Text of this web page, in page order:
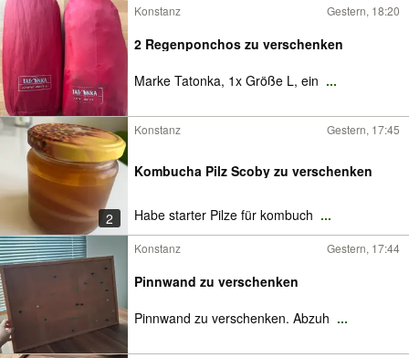
Konstanz Gestern, 18:20
2 Regenponchos zu verschenken
Marke Tatonka, 1x Größe L, ein ...
2
Konstanz Gestern, 17:45
Kombucha Pilz Scoby zu verschenken
Habe starter Pilze für kombuch ...
Konstanz Gestern, 17:44
Pinnwand zu verschenken
Pinnwand zu verschenken. Abzuh ...